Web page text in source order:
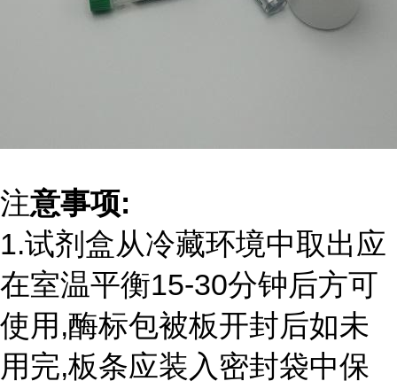
注意事项:
1.试剂盒从冷藏环境中取出应
在室温平衡15-30分钟后方可
使用,酶标包被板开封后如未
用完,板条应装入密封袋中保